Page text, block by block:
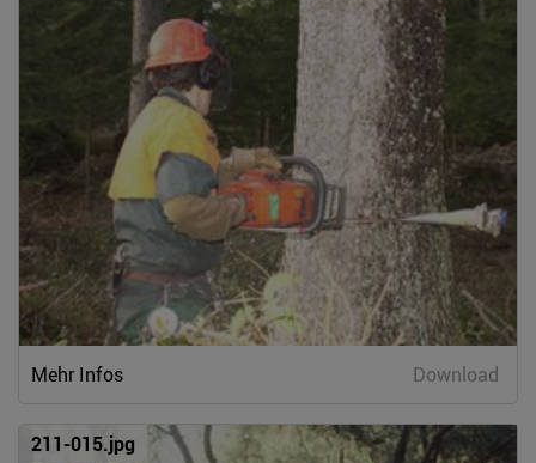
Mehr Infos Download
211-015.jpg